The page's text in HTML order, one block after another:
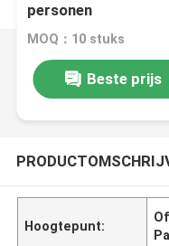
personen
MOQ：10 stuks
Beste prijs
Hoogtepunt: